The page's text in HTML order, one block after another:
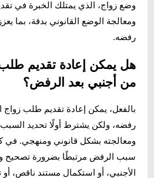
وضع زواج، الذي يمتلك الخبرة في
ومعالجة الوضع القانوني بدقة، بما
رفضه.
هل يمكن إعادة تقديم
من أجنبي بعد الرفض؟
بالفعل، يمكن إعادة تقديم طلب زواج
رفضه، ولكن يشترط أولًا تحديد
ومعالجته بشكل قانوني ومنهجي. في
سبب الرفض مرتبطًا بضرورة تصحيح
الأجنبي، أو استكمال مستند ناقص،